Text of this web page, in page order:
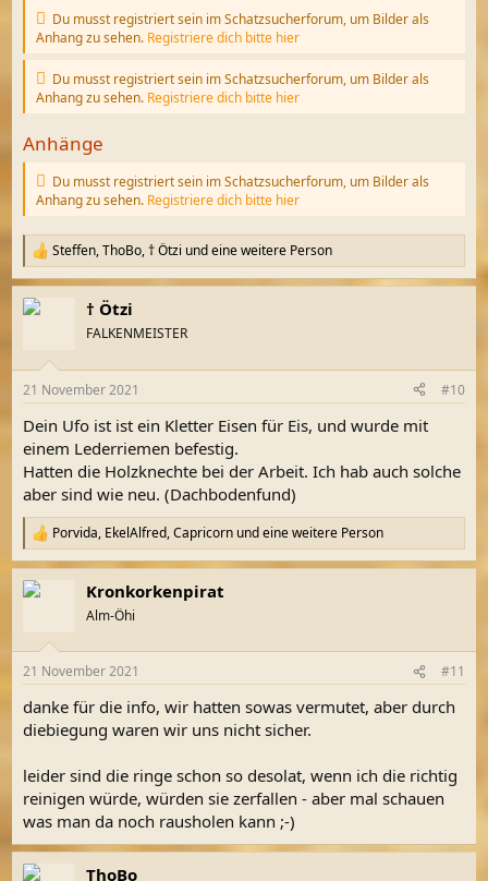
Du musst registriert sein im Schatzsucherforum, um Bilder als
Anhang zu sehen. Registriere dich bitte hier
Du musst registriert sein im Schatzsucherforum, um Bilder als
Anhang zu sehen. Registriere dich bitte hier
Anhänge
Du musst registriert sein im Schatzsucherforum, um Bilder als
Anhang zu sehen. Registriere dich bitte hier
R
e
a
k
e
:
Steffen,ThoBo,† Ötzi und eine weitere Person
† Ötzi
FALKENMEISTER
21 November 2021 #10
Dein Ufo ist ist ein Kletter Eisen für Eis, und wurde mit
einem Lederriemen befestig.
Hatten die Holzknechte bei der Arbeit. Ich hab auch solche
aber sind wie neu. (Dachbodenfund)
R
e
a
k
e
:
Porvida, EkelAlfred,Capricorn und eine weitere Person
Kronkorkenpirat
Alm-Öhi
21 November 2021 #11
danke für die info, wir hatten sowas vermutet, aber durch
diebiegung waren wir uns nicht sicher.
leider sind die ringe schon so desolat, wenn ich die richtig
reinigen würde, würden sie zerfallen - aber mal schauen
was man da noch rausholen kann ;-)
ThoBo